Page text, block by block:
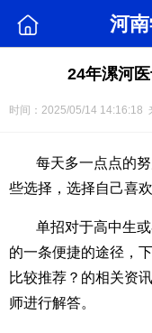
河
24年漯河
时间：2025/05/14 14:16:18
每天多一点点的
些选择，选择自己喜欢
单招对于高中生
的一条便捷的途径，
比较推荐？的相关资
师进行解答。